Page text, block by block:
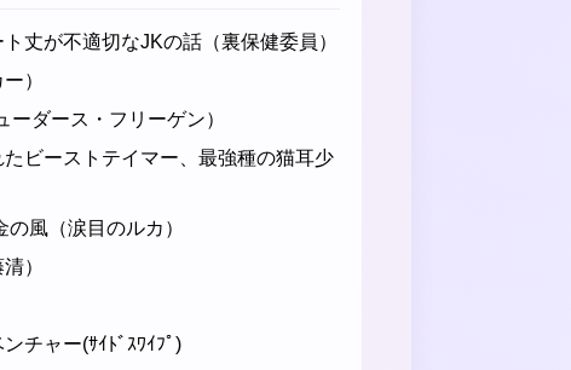
丈が不適切なJKの話（裏保健委員）
）
ダース・フリーゲン）
ビーストテイマー、最強種の猫耳少
風（涙目のルカ）
）
チャー(ｻｲﾄﾞｽﾜｲﾌﾟ)